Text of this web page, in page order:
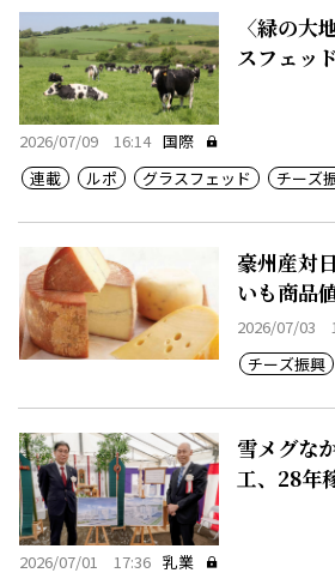
〈緑の大
スフェッ
2026/07/09 16:14 国際
連載
ルポ グラスフェッド チーズ
豪州産対
いも商品
月期
2026/07/03
チーズ振興
雪メグな
工、28年
2026/07/01 17:36 乳業